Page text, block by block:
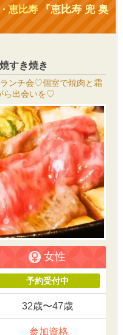
恵比寿『恵比寿 兜 奥
すき焼き
ンチ会♡個室で焼肉と霜
ら出会いを♡
女性
予約受付中
32歳〜47歳
参加資格